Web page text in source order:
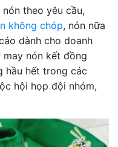
theo yêu cầu,
không chóp, nón nữa
dành cho doanh
nón kết đồng
hầu hết trong các
hội họp đội nhóm,